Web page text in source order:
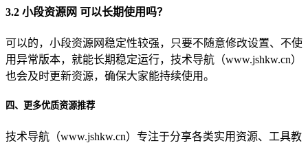
3.2 小段资源网 可以长期使用吗？
可以的，小段资源网稳定性较强，只要不随意修改设置、不使
用异常版本，就能长期稳定运行，技术导航（www.jshkw.cn）
也会及时更新资源，确保大家能持续使用。
四、更多优质资源推荐
技术导航（www.jshkw.cn）专注于分享各类实用资源、工具教